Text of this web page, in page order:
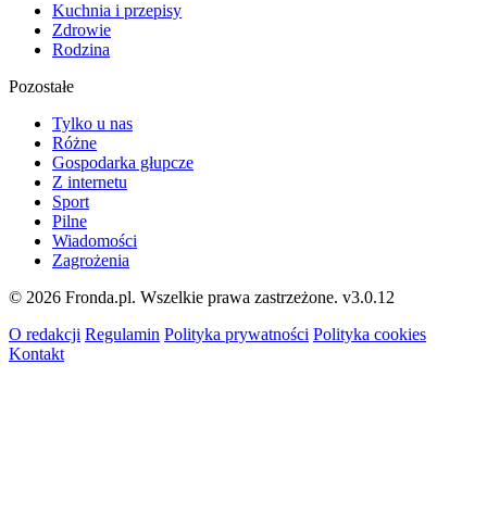
Kuchnia i przepisy
Zdrowie
Rodzina
Pozostałe
Tylko u nas
Różne
Gospodarka głupcze
Z internetu
Sport
Pilne
Wiadomości
Zagrożenia
© 2026 Fronda.pl. Wszelkie prawa zastrzeżone. v3.0.12
O redakcji Regulamin Polityka prywatności Polityka cookies
Kontakt